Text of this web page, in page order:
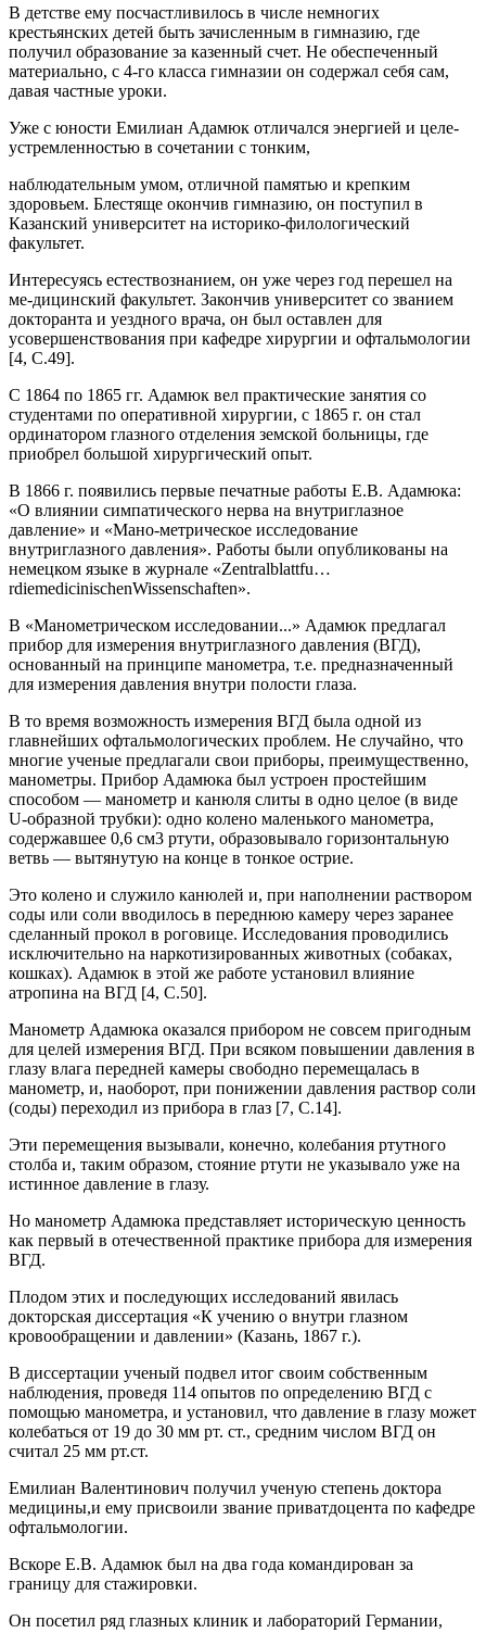
В детстве ему посчастливилось в числе немногих
крестьянских детей быть зачисленным в гимназию, где
получил образование за казенный счет. Не обеспеченный
материально, с 4-го класса гимназии он содержал себя сам,
давая частные уроки.
Уже с юности Емилиан Адамюк отличался энергией и целе-
устремленностью в сочетании с тонким,
наблюдательным умом, отличной памятью и крепким
здоровьем. Блестяще окончив гимназию, он поступил в
Казанский университет на историко-филологический
факультет.
Интересуясь естествознанием, он уже через год перешел на
ме-дицинский факультет. Закончив университет со званием
докторанта и уездного врача, он был оставлен для
усовершенствования при кафедре хирургии и офтальмологии
[4, С.49].
С 1864 по 1865 гг. Адамюк вел практические занятия со
студентами по оперативной хирургии, с 1865 г. он стал
ординатором глазного отделения земской больницы, где
приобрел большой хирургический опыт.
В 1866 г. появились первые печатные работы Е.В. Адамюка:
«О влиянии симпатического нерва на внутриглазное
давление» и «Мано-метрическое исследование
внутриглазного давления». Работы были опубликованы на
немецком языке в журнале «Zentralblattfu…
rdiemedicinischenWissenschaften».
В «Манометрическом исследовании...» Адамюк предлагал
прибор для измерения внутриглазного давления (ВГД),
основанный на принципе манометра, т.е. предназначенный
для измерения давления внутри полости глаза.
В то время возможность измерения ВГД была одной из
главнейших офтальмологических проблем. Не случайно, что
многие ученые предлагали свои приборы, преимущественно,
манометры. Прибор Адамюка был устроен простейшим
способом — манометр и канюля слиты в одно целое (в виде
U-образной трубки): одно колено маленького манометра,
содержавшее 0,6 см3 ртути, образовывало горизонтальную
ветвь — вытянутую на конце в тонкое острие.
Это колено и служило канюлей и, при наполнении раствором
соды или соли вводилось в переднюю камеру через заранее
сделанный прокол в роговице. Исследования проводились
исключительно на наркотизированных животных (собаках,
кошках). Адамюк в этой же работе установил влияние
атропина на ВГД [4, C.50].
Манометр Адамюка оказался прибором не совсем пригодным
для целей измерения ВГД. При всяком повышении давления в
глазу влага передней камеры свободно перемещалась в
манометр, и, наоборот, при понижении давления раствор соли
(соды) переходил из прибора в глаз [7, C.14].
Эти перемещения вызывали, конечно, колебания ртутного
столба и, таким образом, стояние ртути не указывало уже на
истинное давление в глазу.
Но манометр Адамюка представляет историческую ценность
как первый в отечественной практике прибора для измерения
ВГД.
Плодом этих и последующих исследований явилась
докторская диссертация «К учению о внутри глазном
кровообращении и давлении» (Казань, 1867 г.).
В диссертации ученый подвел итог своим собственным
наблюдения, проведя 114 опытов по определению ВГД с
помощью манометра, и установил, что давление в глазу может
колебаться от 19 до 30 мм рт. ст., средним числом ВГД он
считал 25 мм рт.ст.
Емилиан Валентинович получил ученую степень доктора
медицины,и ему присвоили звание приватдоцента по кафедре
офтальмологии.
Вскоре Е.В. Адамюк был на два года командирован за
границу для стажировки.
Он посетил ряд глазных клиник и лабораторий Германии,